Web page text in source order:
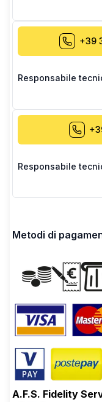
+39
Responsabile
Responsabile
Metodi di
A.F.S. Fidelity